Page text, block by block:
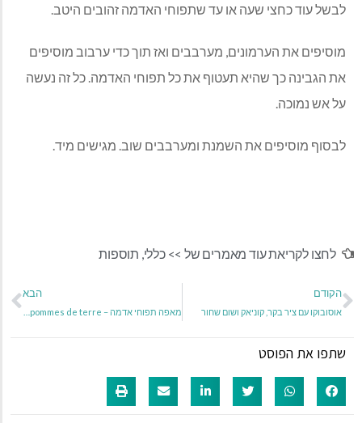
לבשל עוד כחצי שעה או עד שתפוחי האדמה זהובים היטב.
מוסיפים את הערמונים, מערבבים ואז תוך כדי ערבוב מוסיפים
את הגבינה כך שהיא תעטוף את כל תפוחי האדמה. כל זה נעשה
על אש נמוכה.
לבסוף מוסיפים את השמנת ומערבבים שוב. מגישים מיד.
לחצו לקריאת עוד מאמרים של >> כללי, תוספות
הקודם
אוסובוקו עם ציר בקר, קוניאק ושום שחור
הבא
שתפו את הפוסט